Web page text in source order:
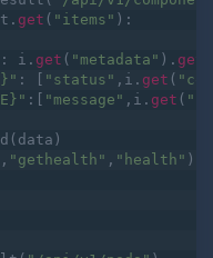
"/api/v1/
get "items"
):
: i. get ("metadata" ). get
: [ "status" ,i. get (
"message"